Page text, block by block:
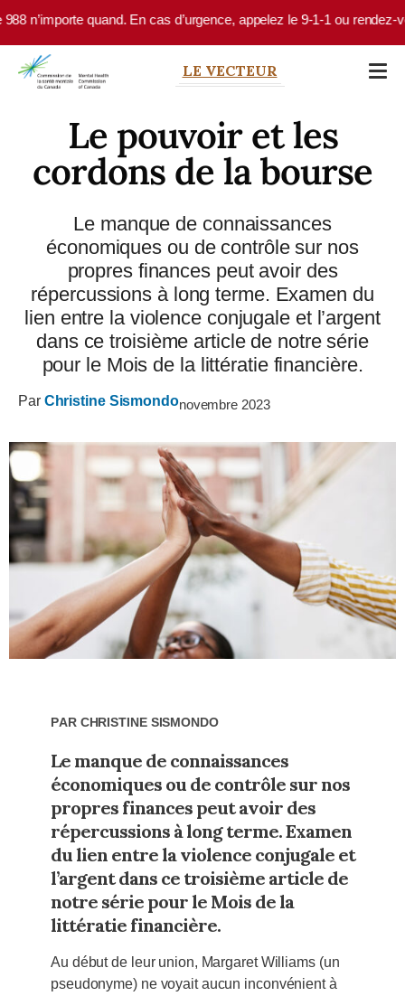
Skip to main content
En cas d’urgence, appelez le 9-1-1 ou rendez-vous à votre
LE VECTEUR
Le pouvoir et les
cordons de la bourse
Le manque de connaissances
économiques ou de contrôle sur nos
propres finances peut avoir des
répercussions à long terme. Examen du
lien entre la violence conjugale et l’argent
dans ce troisième article de notre série
pour le Mois de la littératie financière.
Par Christine Sismondonovembre 2023
ParChristine Sismondo
Le manque de connaissances
économiques ou de contrôle sur nos
propres finances peut avoir des
répercussions à long terme. Examen
du lien entre la violence conjugale et
l’argent dans ce troisième article de
notre série pour le Mois de la
littératie financière.
Au début de leur union, Margaret Williams (un
pseudonyme) ne voyait aucun inconvénient à